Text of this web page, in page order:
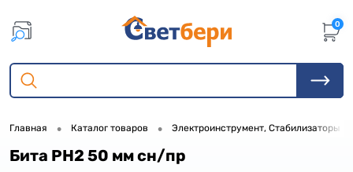
0
Главная • Каталог товаров • Электроинструмент, Стабилизаторы
Бита PH2 50 мм сн/пр